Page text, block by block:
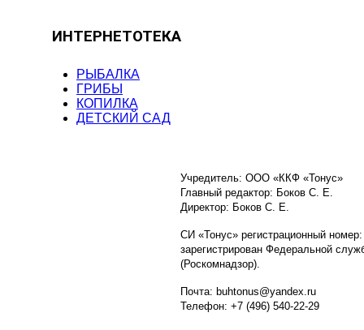
ИНТЕРНЕТОТЕКА
РЫБАЛКА
ГРИБЫ
КОПИЛКА
ДЕТСКИЙ САД
Учредитель: ООО «ККФ «Тонус»
Главный редактор: Боков С. Е.
Директор: Боков С. Е.
СИ «Тонус» регистрационный
зарегистрирован Федеральной
(Роскомнадзор).
Почта: buhtonus@yandex.ru
Телефон: +7 (496) 540-22-29